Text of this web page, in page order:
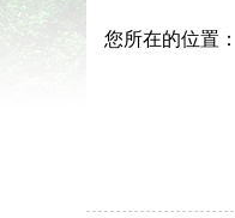
您所在的位置：